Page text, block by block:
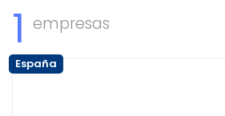
1 empresas
España